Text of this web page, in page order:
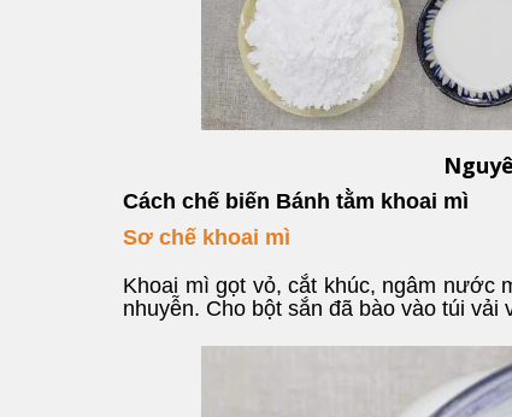
Cách chế biến Bánh tằm khoai mì
Sơ chế khoai mì
Khoai mì gọt vỏ, cắt khúc, ngâm nước
nhuyễn. Cho bột sắn đã bào vào túi vải